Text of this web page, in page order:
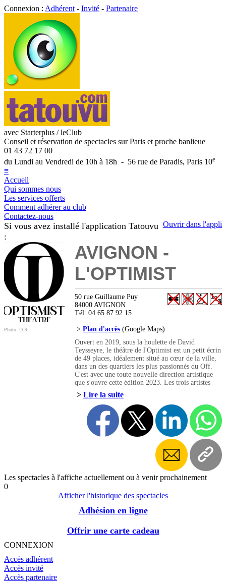
Connexion : Adhérent - Invité - Partenaire
avec Starterplus / leClub
Conseil et réservation de spectacles sur Paris et proche banlieue
01 43 72 17 00
du Lundi au Vendredi de 10h à 18h - 56 rue de Paradis, Paris 10e
≡
Accueil
Qui sommes nous
Les services offerts
Comment adhérer au club
Contactez-nous
Ouvrir dans l'appli
Si vous avez installé l'application Tatouvu
:
Photo: D.R.
AVIGNON -
L'OPTIMIST
50 rue Guillaume Puy
84000 AVIGNON
Tél: 04 65 87 92 15
> Plan d'accès (Google Maps)
Ouvert en 2019, sous la houlette de David
Teysseyre, le théâtre de l'Optimist est un petit écrin
de 49 places, idéalement situé au cœur de la ville,
dans un des quartiers les plus passionnés du Off.
C'est avec une toute nouvelle direction artistique
que s'ouvre cette édition 2023. Les trois artistes
associés s'inscrivent parfaitement dans l'histoire
récente du lieu et perpétuent l'esprit de famille qui
y régnait.
Voisinant avec d'illustres aînés, l'Optimist propose
en ce mois de juillet une programmation
particulièrement éclectique, qui reste cependant
concentrée autour du théâtre contemporain.
Véritable lieu dédié à la création, l'Optimist sera
ouvert à l'année pour des résidences, des cours ou
ateliers, des lecture ou autres événements et bien
évidemment, de multiples spectacles.
Un espace de convivialité, de partage et de culture
applaudir les artistes. La vie qu'on aime !
> Lire la suite
Les spectacles à l'affiche actuellement ou à venir prochainement
0
Afficher l'historique des spectacles
Adhésion en ligne
Offrir une carte cadeau
CONNEXION
Accès adhérent
Accès invité
Accès partenaire